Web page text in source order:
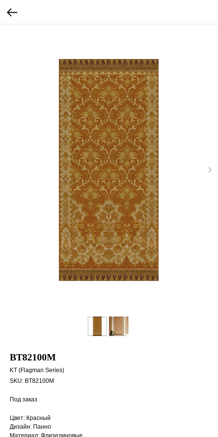
BT82100M
KT (Flagman Series)
SKU: BT82100M
Под заказ
Цвет: Красный
Дизайн: Панно
Материал: Флизелиновые